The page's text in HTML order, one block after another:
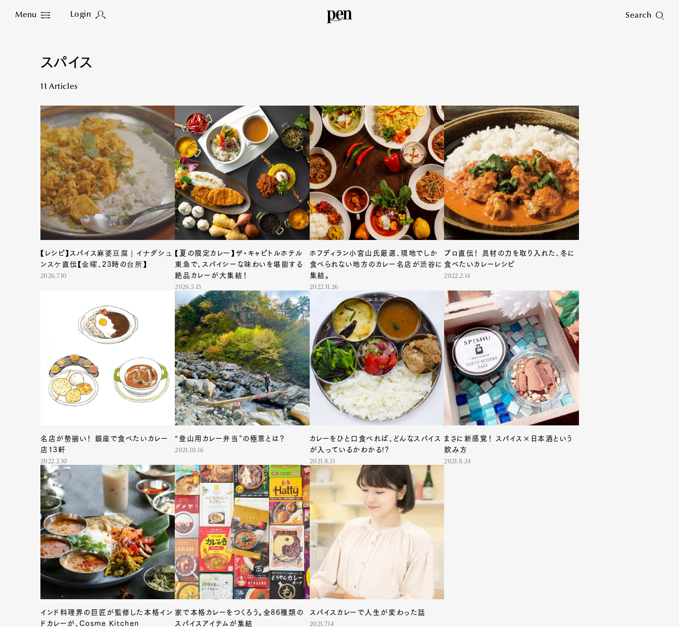
Menu Login Search
Close
Art&Design Watch
Fashion
Gourmet
Cars Product
スパイス
11 Articles
【レシピ】スパイス麻婆豆腐｜イナダシュ
ンスケ直伝【金曜、23時の台所】
2026.7.10
【夏の限定カレー】ザ・キャピトルホテル
東急で、スパイシーな味わいを堪能する
絶品カレーが大集結！
2026.5.15
ホフディラン小宮山氏厳選、現地でしか
食べられない地方のカレー名店が渋谷に
集結。
2022.11.26
プロ直伝！ 具材の力を取り入れた、冬に
食べたいカレーレシピ
2022.2.14
名店が勢揃い！ 銀座で食べたいカレー
店13軒
2022.2.10
2021.10.16
カレーをひと口食べれば、どんなスパイス
が入っているかわかる!?
2021.8.31
まさに新感覚！ スパイス×日本酒という
飲み方
2021.8.24
インド料理界の巨匠が監修した本格イン
ドカレーが、Cosme Kitchen
家で本格カレーをつくろう。全86種類の
スパイスアイテムが集結
スパイスカレーで人生が変わった話
2021.7.14